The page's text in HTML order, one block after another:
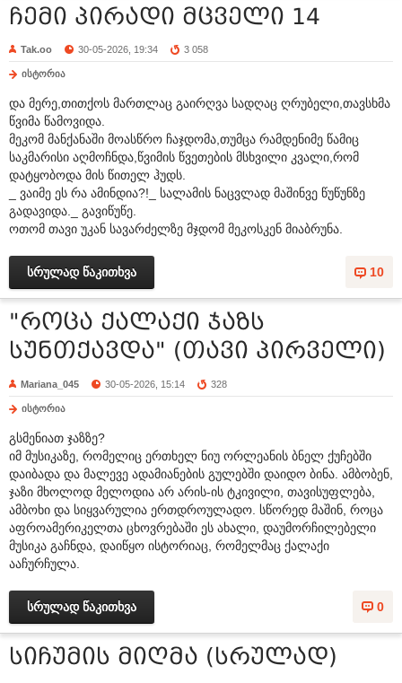
ჩემი პირადი მცველი 14
Tak.oo 30-05-2026, 19:34 3 058
ისტორია
და მერე,თითქოს მართლაც გაირღვა სადღაც ღრუბელი,თავსხმა
წვიმა წამოვიდა.
მეკომ მანქანაში მოასწრო ჩაჯდომა,თუმცა რამდენიმე წამიც
საკმარისი აღმოჩნდა,წვიმის წვეთების მსხვილი კვალი,რომ
დატყობოდა მის წითელ ჰუდს.
_ ვაიმე ეს რა ამინდია?!_ სალამის ნაცვლად მაშინვე წუწუნზე
გადავიდა._ გავიწუწე.
ოთომ თავი უკან სავარძელზე მჯდომ მეკოსკენ მიაბრუნა.
10
სრულად წაკითხვა
"როცა ქალაქი ჯაზს
სუნთქავდა" (თავი პირველი)
Mariana_045 30-05-2026, 15:14 328
ისტორია
გსმენიათ ჯაზზე?
იმ მუსიკაზე, რომელიც ერთხელ ნიუ ორლეანის ბნელ ქუჩებში
დაიბადა და მალევე ადამიანების გულებში დაიდო ბინა. ამბობენ,
ჯაზი მხოლოდ მელოდია არ არის-ის ტკივილი, თავისუფლება,
ამბოხი და სიყვარულია ერთდროულადო. სწორედ მაშინ, როცა
აფროამერიკელთა ცხოვრებაში ეს ახალი, დაუმორჩილებელი
მუსიკა გაჩნდა, დაიწყო ისტორიაც, რომელმაც ქალაქი
ააჩურჩულა.
0
სრულად წაკითხვა
სიჩუმის მიღმა (სრულად)